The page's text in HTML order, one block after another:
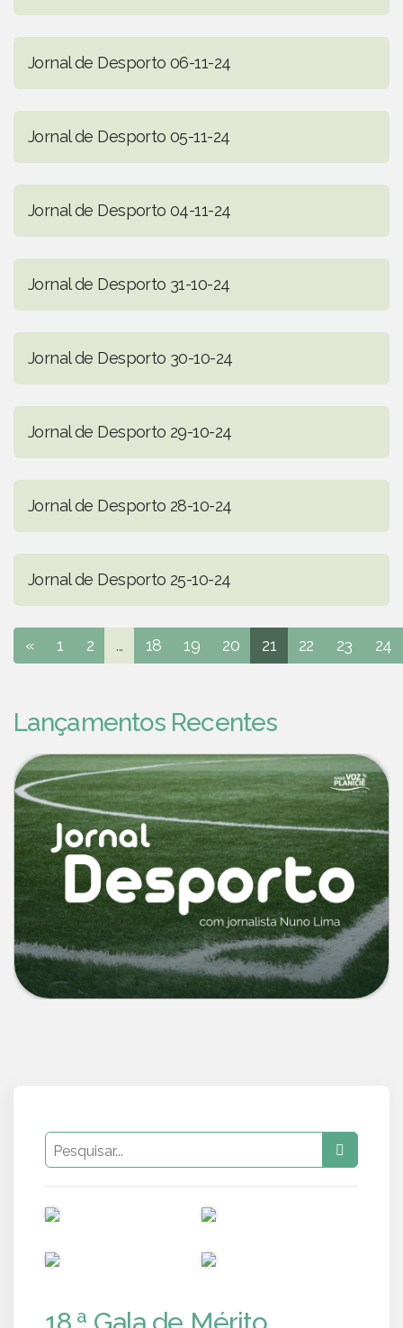
Jornal de Desporto 06-11-24
Jornal de Desporto 05-11-24
Jornal de Desporto 04-11-24
Jornal de Desporto 31-10-24
Jornal de Desporto 30-10-24
Jornal de Desporto 29-10-24
Jornal de Desporto 28-10-24
Jornal de Desporto 25-10-24
« 1 2 ... 18 19 20 21 22 23 24
Lançamentos Recentes